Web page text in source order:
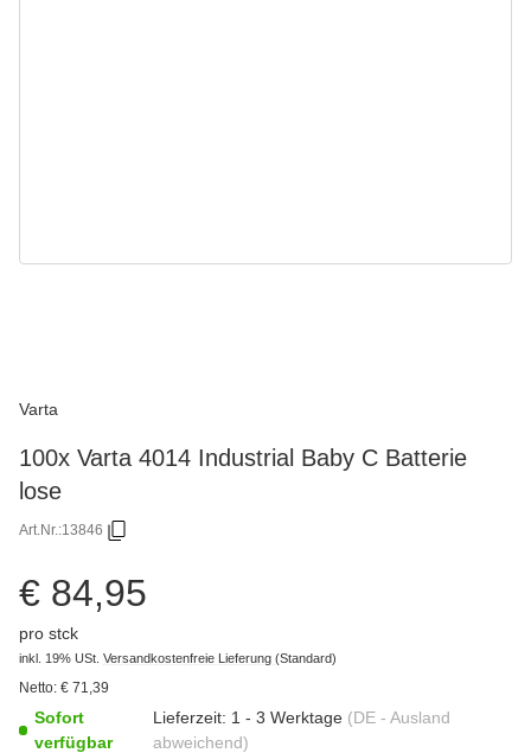
Varta
100x Varta 4014 Industrial Baby C Batterie
lose
Art.Nr.:13846
€ 84,95
pro stck
inkl. 19% USt. Versandkostenfreie Lieferung (Standard)
Netto: € 71,39
Sofort
verfügbar
Lieferzeit: 1 - 3 Werktage (DE - Ausland
abweichend)